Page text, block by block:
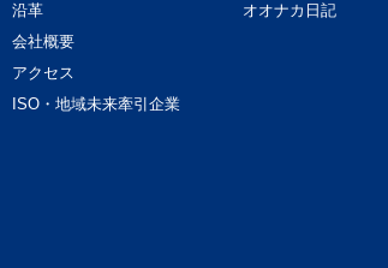
沿革
会社概要
アクセス
ISO・地域未来牽引企業
オオナカ日記